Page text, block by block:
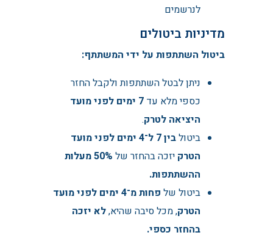
לנרשמים
מדיניות ביטולים
ביטול השתתפות על ידי המשתתף:
ניתן לבטל השתתפות ולקבל החזר
כספי מלא עד
מועד
היציאה לטרק.
ביטול
בין 7 ל־4 ימים לפני מועד
הטרק יזכה בהחזר של
50% מעלות
ההשתתפות.
ביטול של
פחות מ־4 ימים לפני מועד
הטרק, מכל סיבה שהיא,לא יזכה
בהחזר כספי.